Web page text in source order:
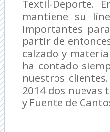
Textil-Deporte.
mantiene su
importantes
partir de
calzado y
ha contado
nuestros
2014 dos nuevas
y Fuente de